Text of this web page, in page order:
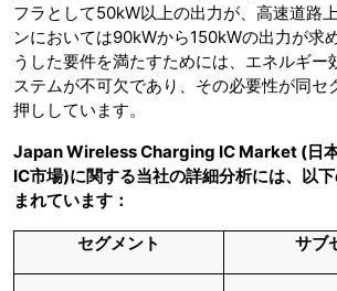
フラとして50kW以上の出力が、高速道路
ンにおいては90kWから150kWの出力が求
うした要件を満たすためには、エネルギー
ステムが不可欠であり、その必要性が同セ
押ししています。
Japan Wireless Charging IC Market (日
IC市場)に関する当社の詳細分析には、以
まれています：
セグメント サブ